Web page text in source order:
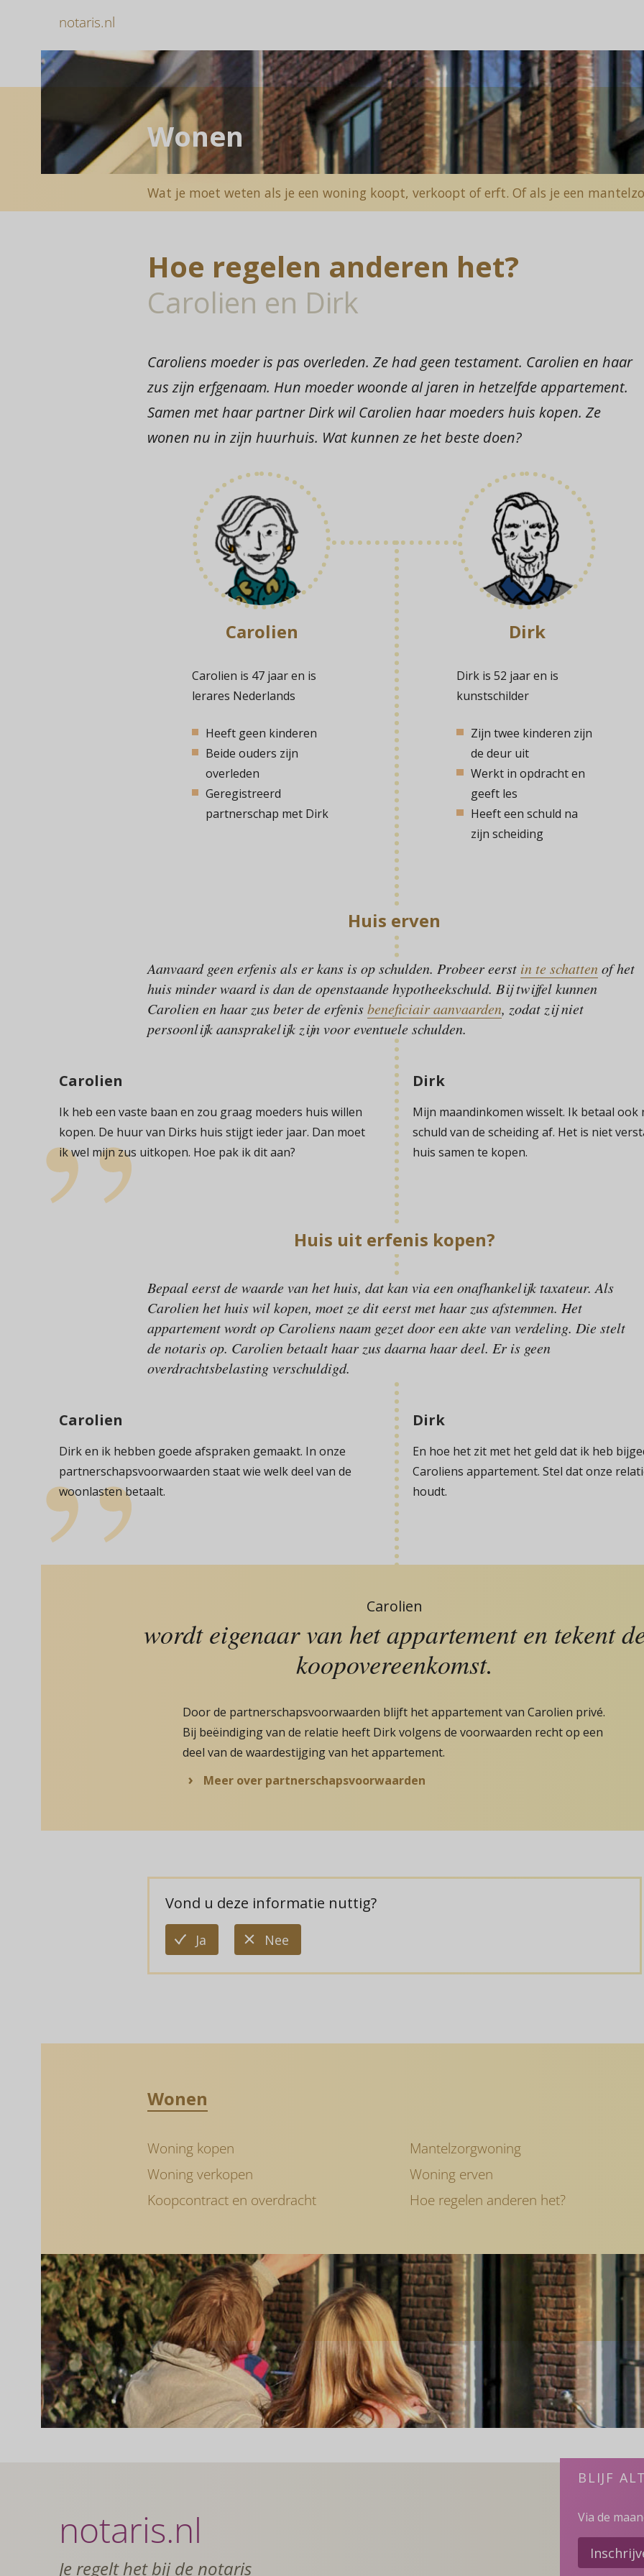
notaris.nl
Wonen
Wat je moet weten als je een woning koopt, verkoopt of erft. Of als je een
Hoe regelen anderen het?
Carolien en Dirk
Caroliens moeder is pas overleden. Ze had geen testament. Carolien en haar
zus zijn erfgenaam. Hun moeder woonde al jaren in hetzelfde appartement.
Samen met haar partner Dirk wil Carolien haar moeders huis kopen. Ze
wonen nu in zijn huurhuis. Wat kunnen ze het beste doen?
Carolien
Carolien is 47 jaar en is
lerares Nederlands
Heeft geen kinderen
Beide ouders zijn
overleden
Geregistreerd
partnerschap met Dirk
Dirk
Dirk is 52 jaar en is
kunstschilder
Zijn twee kinderen zijn
de deur uit
Werkt in opdracht en
geeft les
Heeft een schuld na
zijn scheiding
Huis erven
Aanvaard geen erfenis als er kans is op schulden. Probeer eerst in te schattenof het
huis minder waard is dan de openstaande hypotheekschuld. Bij twijfel kunnen
Carolien en haar zus beter de erfenisbeneficiair aanvaarden, zodat zij niet
persoonlijk aansprakelijk zijn voor eventuele schulden.
Carolien
Ik heb een vaste baan en zou graag moeders huis willen
kopen. De huur van Dirks huis stijgt ieder jaar. Dan moet
ik wel mijn zus uitkopen. Hoe pak ik dit aan?
Dirk
Mijn maandinkomen wisselt. Ik betaal ook
schuld van de scheiding af. Het is niet
huis samen te kopen.
Huis uit erfenis kopen?
Bepaal eerst de waarde van het huis, dat kan via een onafhankelijk taxateur. Als
Carolien het huis wil kopen, moet ze dit eerst met haar zus afstemmen. Het
appartement wordt op Caroliens naam gezet door een akte van verdeling. Die stelt
de notaris op. Carolien betaalt haar zus daarna haar deel. Er is geen
overdrachtsbelasting verschuldigd.
Carolien
Dirk en ik hebben goede afspraken gemaakt. In onze
partnerschapsvoorwaarden staat wie welk deel van de
woonlasten betaalt.
Dirk
En hoe het zit met het geld dat ik heb
Caroliens appartement. Stel dat onze
houdt.
Carolien
wordt eigenaar van het appartement en tekent
koopovereenkomst.
Door de partnerschapsvoorwaarden blijft het appartement van Carolien privé.
Bij beëindiging van de relatie heeft Dirk volgens de voorwaarden recht op een
deel van de waardestijging van het appartement.
Meer over partnerschapsvoorwaarden
Vond u deze informatie nuttig?
Ja
informatie
nuttig
Needeze
informatie
niet
Wonen
Woning kopen
Woning verkopen
Koopcontract en overdracht
Mantelzorgwoning
Woning erven
Hoe regelen anderen het?
BLIJF
Via de
notaris.nl
Je regelt het bij de notaris